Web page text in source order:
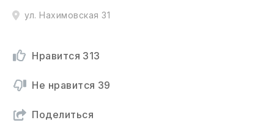
ул. Нахимовская 31
Нравится 313
Не нравится 39
Поделиться